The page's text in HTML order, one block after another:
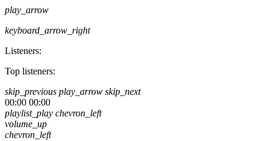
play_arrow
keyboard_arrow_right
Listeners:
Top listeners:
skip_previous play_arrow skip_next
00:00 00:00
playlist_play chevron_left
volume_up
chevron_left